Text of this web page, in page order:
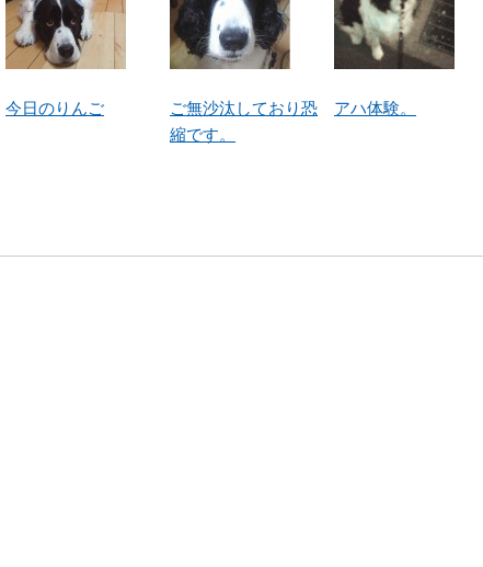
今日のりんご
ご無沙汰しており恐
縮です。
アハ体験。